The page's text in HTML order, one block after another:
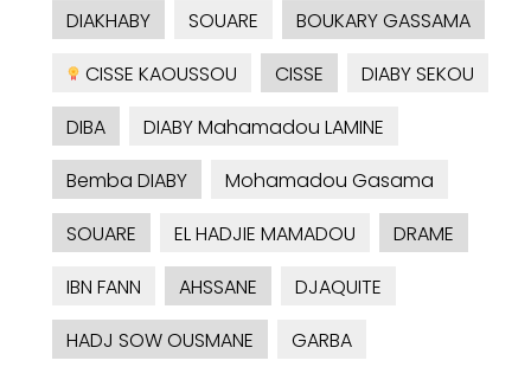
DIAKHABY
SOUARE
BOUKARY GASSAMA
CISSE KAOUSSOU
CISSE
DIABY SEKOU
DIBA
DIABY Mahamadou LAMINE
Bemba DIABY
Mohamadou Gasama
SOUARE
EL HADJIE MAMADOU
DRAME
IBN FANN
AHSSANE
DJAQUITE
HADJ SOW OUSMANE
GARBA